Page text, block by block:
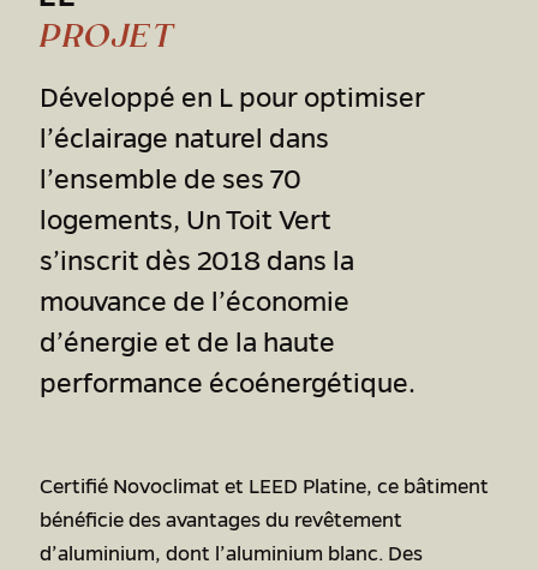
PROJET
Développé en L pour optimiser
l’éclairage naturel dans
l’ensemble de ses 70
logements, Un Toit Vert
s’inscrit dès 2018 dans la
mouvance de l’économie
d’énergie et de la haute
performance écoénergétique.
Certifié Novoclimat et LEED Platine, ce bâtiment
bénéficie des avantages du revêtement
d’aluminium, dont l’aluminium blanc. Des